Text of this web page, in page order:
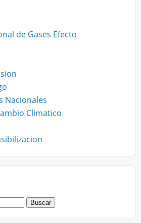
de Gases Efecto
Nacionales
Climatico